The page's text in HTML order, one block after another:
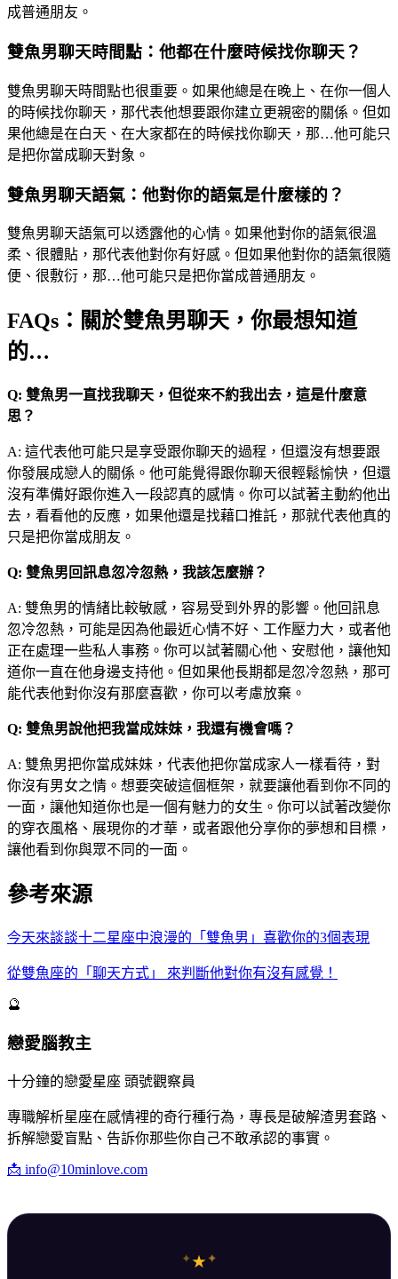
成普通朋友。
雙魚男聊天時間點：他都在什麼時候找你聊天？
雙魚男聊天時間點也很重要。如果他總是在晚上、在你一個人
的時候找你聊天，那代表他想要跟你建立更親密的關係。但如
果他總是在白天、在大家都在的時候找你聊天，那…他可能只
是把你當成聊天對象。
雙魚男聊天語氣：他對你的語氣是什麼樣的？
雙魚男聊天語氣可以透露他的心情。如果他對你的語氣很溫
柔、很體貼，那代表他對你有好感。但如果他對你的語氣很隨
便、很敷衍，那…他可能只是把你當成普通朋友。
FAQs：關於雙魚男聊天，你最想知道
的…
Q: 雙魚男一直找我聊天，但從來不約我出去，這是什麼意
思？
A: 這代表他可能只是享受跟你聊天的過程，但還沒有想要跟
你發展成戀人的關係。他可能覺得跟你聊天很輕鬆愉快，但還
沒有準備好跟你進入一段認真的感情。你可以試著主動約他出
去，看看他的反應，如果他還是找藉口推託，那就代表他真的
只是把你當成朋友。
Q: 雙魚男回訊息忽冷忽熱，我該怎麼辦？
A: 雙魚男的情緒比較敏感，容易受到外界的影響。他回訊息
忽冷忽熱，可能是因為他最近心情不好、工作壓力大，或者他
正在處理一些私人事務。你可以試著關心他、安慰他，讓他知
道你一直在他身邊支持他。但如果他長期都是忽冷忽熱，那可
能代表他對你沒有那麼喜歡，你可以考慮放棄。
Q: 雙魚男說他把我當成妹妹，我還有機會嗎？
A: 雙魚男把你當成妹妹，代表他把你當成家人一樣看待，對
你沒有男女之情。想要突破這個框架，就要讓他看到你不同的
一面，讓他知道你也是一個有魅力的女生。你可以試著改變你
的穿衣風格、展現你的才華，或者跟他分享你的夢想和目標，
讓他看到你與眾不同的一面。
參考來源
今天來談談十二星座中浪漫的「雙魚男」喜歡你的3個表現
從雙魚座的「聊天方式」 來判斷他對你有沒有感覺！
🔮
戀愛腦教主
十分鐘的戀愛星座 頭號觀察員
專職解析星座在感情裡的奇行種行為，專長是破解渣男套路、
拆解戀愛盲點、告訴你那些你自己不敢承認的事實。
📩 info@10minlove.com
✦ ★ ✦